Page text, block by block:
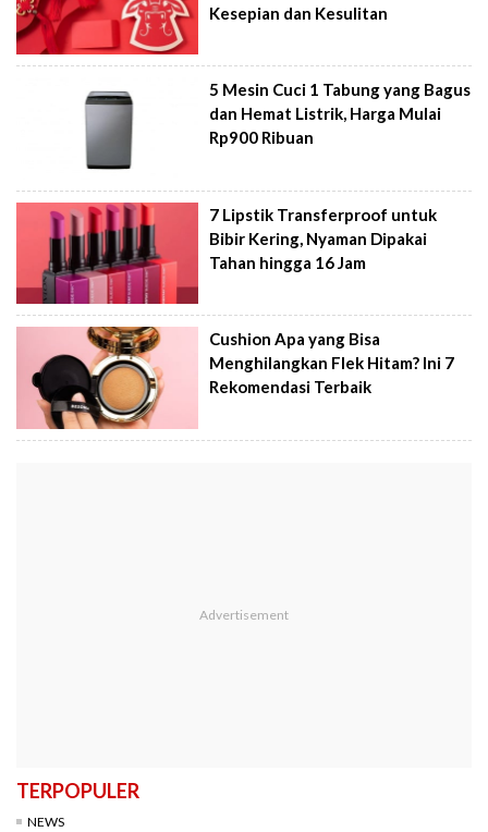
Kesepian dan Kesulitan
5 Mesin Cuci 1 Tabung yang Bagus
dan Hemat Listrik, Harga Mulai
Rp900 Ribuan
7 Lipstik Transferproof untuk
Bibir Kering, Nyaman Dipakai
Tahan hingga 16 Jam
Cushion Apa yang Bisa
Menghilangkan Flek Hitam? Ini 7
Rekomendasi Terbaik
TERPOPULER
NEWS